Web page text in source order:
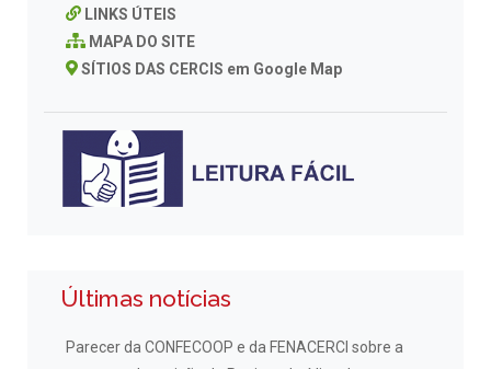
LINKS ÚTEIS
MAPA DO SITE
SÍTIOS DAS CERCIS em Google Map
Últimas notícias
Parecer da CONFECOOP e da FENACERCI sobre a